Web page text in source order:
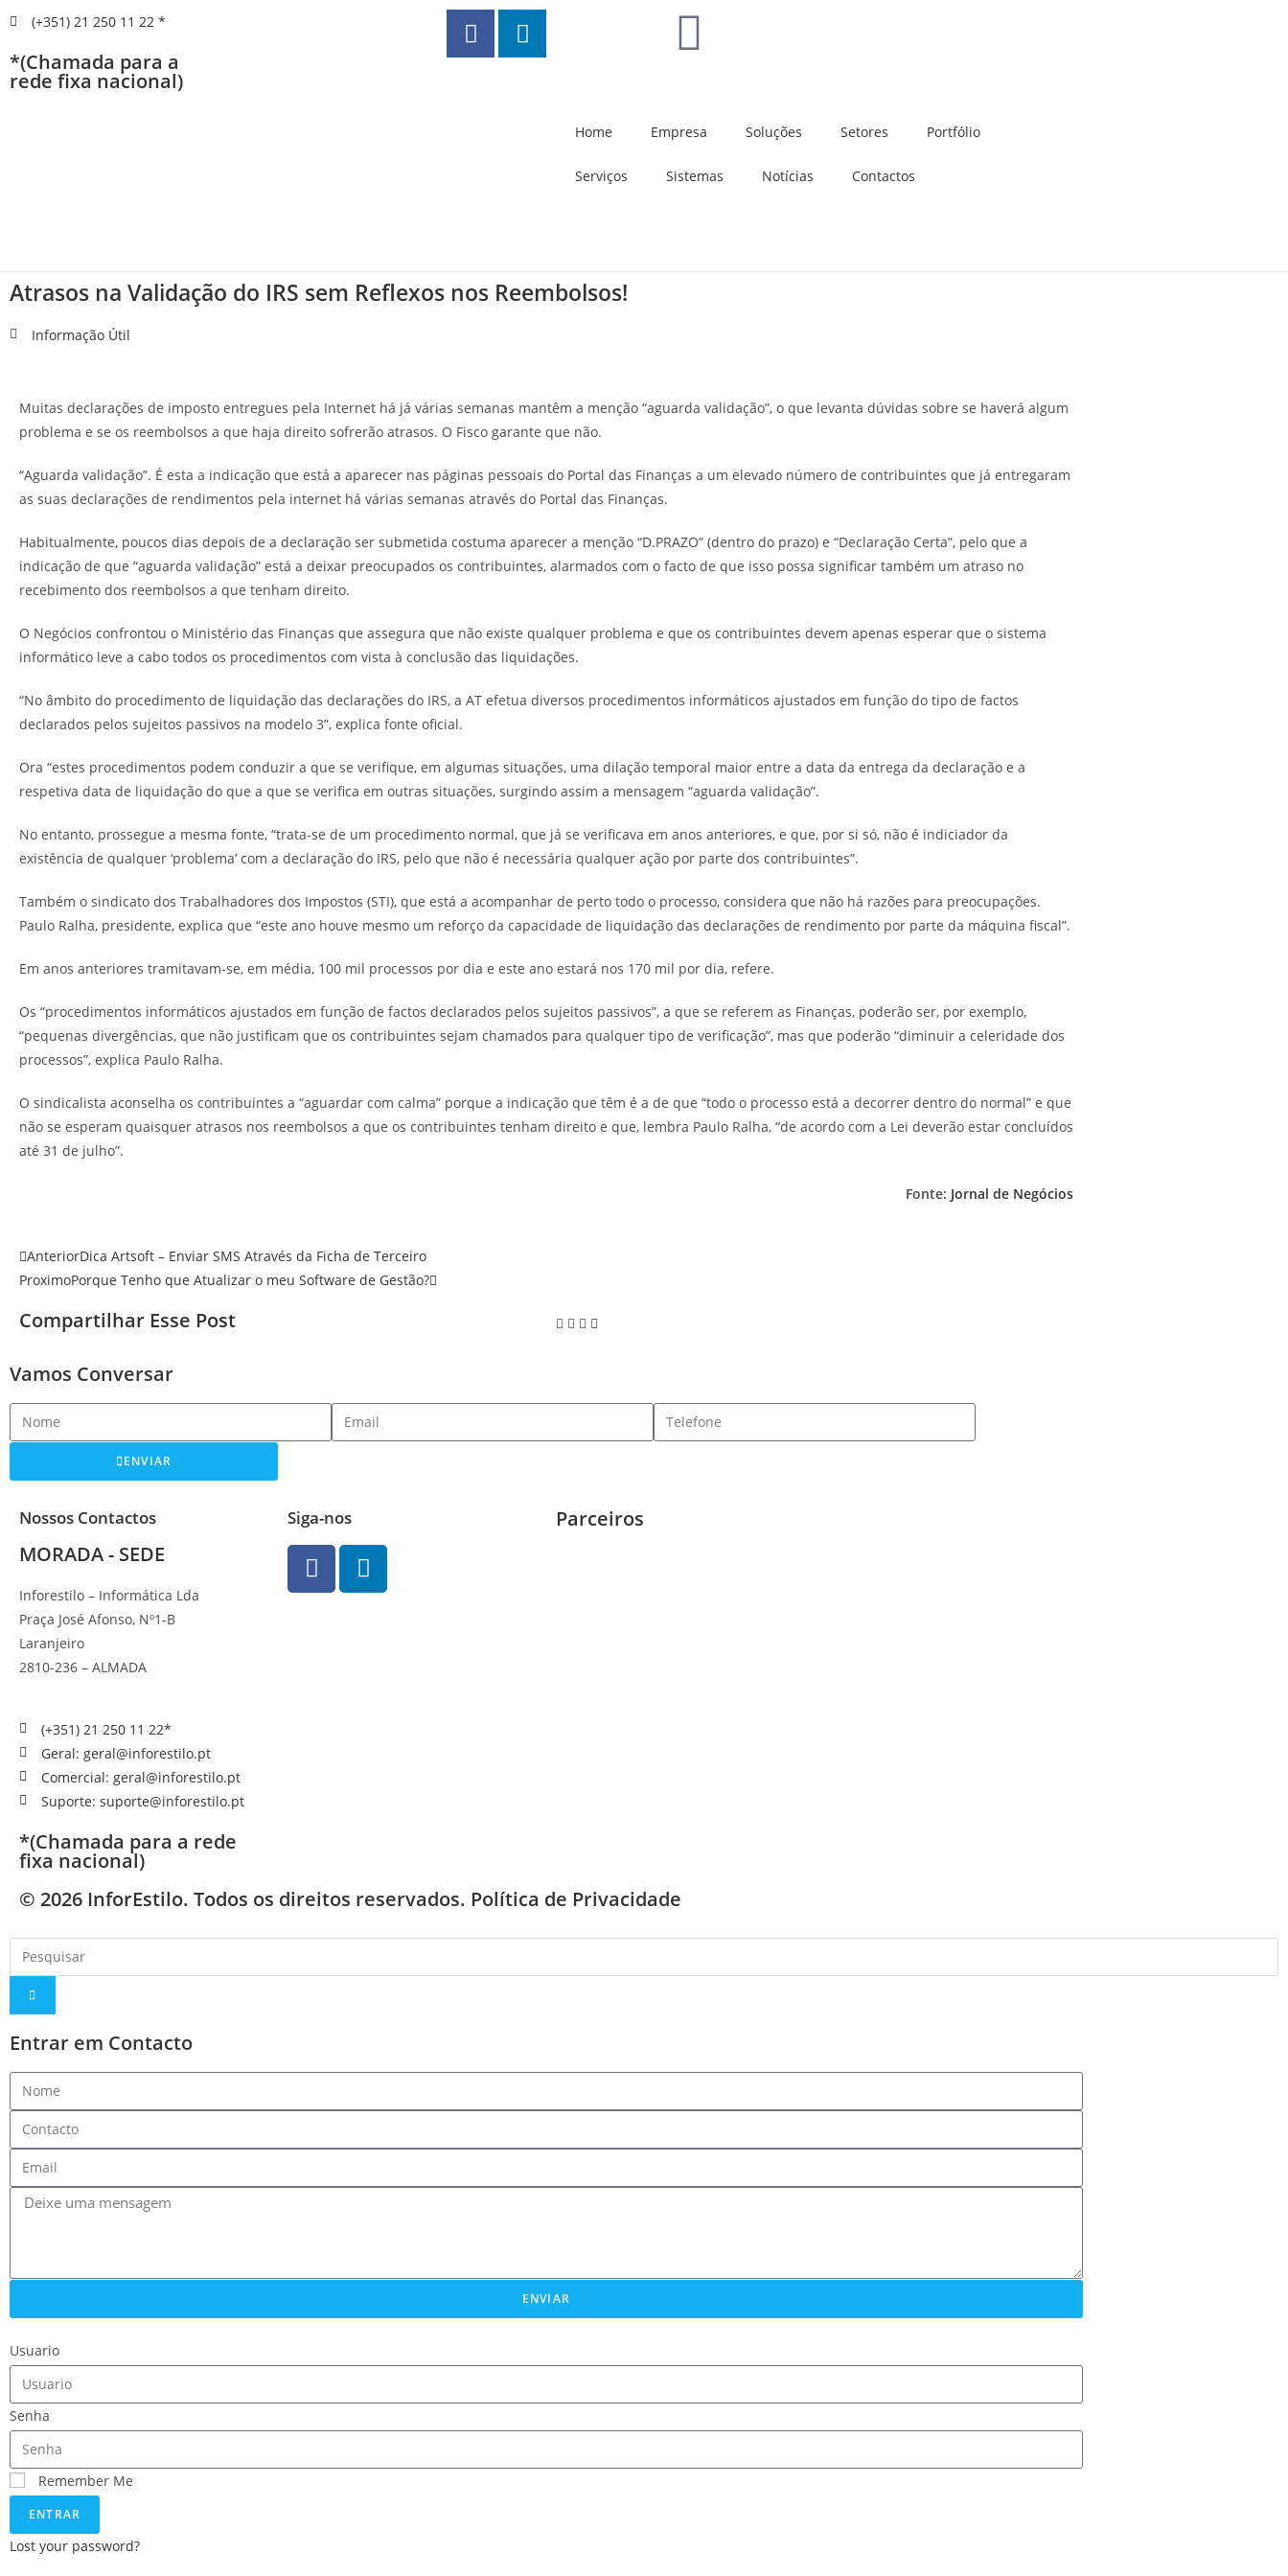
(+351) 21 250 11 22 *
*(Chamada para a
rede fixa nacional)
Home Empresa Soluções Setores Portfólio
Serviços Sistemas Notícias Contactos
Atrasos na Validação do IRS sem Reflexos nos Reembolsos!
Informação Útil
Muitas declarações de imposto entregues pela Internet há já várias semanas mantêm a menção “aguarda validação”, o que levanta dúvidas sobre se haverá algum
problema e se os reembolsos a que haja direito sofrerão atrasos. O Fisco garante que não.
“Aguarda validação”. É esta a indicação que está a aparecer nas páginas pessoais do Portal das Finanças a um elevado número de contribuintes que já entregaram
as suas declarações de rendimentos pela internet há várias semanas através do Portal das Finanças.
Habitualmente, poucos dias depois de a declaração ser submetida costuma aparecer a menção “D.PRAZO” (dentro do prazo) e “Declaração Certa”, pelo que a
indicação de que “aguarda validação” está a deixar preocupados os contribuintes, alarmados com o facto de que isso possa significar também um atraso no
recebimento dos reembolsos a que tenham direito.
O Negócios confrontou o Ministério das Finanças que assegura que não existe qualquer problema e que os contribuintes devem apenas esperar que o sistema
informático leve a cabo todos os procedimentos com vista à conclusão das liquidações.
“No âmbito do procedimento de liquidação das declarações do IRS, a AT efetua diversos procedimentos informáticos ajustados em função do tipo de factos
declarados pelos sujeitos passivos na modelo 3”, explica fonte oficial.
Ora “estes procedimentos podem conduzir a que se verifique, em algumas situações, uma dilação temporal maior entre a data da entrega da declaração e a
respetiva data de liquidação do que a que se verifica em outras situações, surgindo assim a mensagem “aguarda validação”.
No entanto, prossegue a mesma fonte, “trata-se de um procedimento normal, que já se verificava em anos anteriores, e que, por si só, não é indiciador da
existência de qualquer ‘problema’ com a declaração do IRS, pelo que não é necessária qualquer ação por parte dos contribuintes”.
Também o sindicato dos Trabalhadores dos Impostos (STI), que está a acompanhar de perto todo o processo, considera que não há razões para preocupações.
Paulo Ralha, presidente, explica que “este ano houve mesmo um reforço da capacidade de liquidação das declarações de rendimento por parte da máquina fiscal”.
Em anos anteriores tramitavam-se, em média, 100 mil processos por dia e este ano estará nos 170 mil por dia, refere.
Os “procedimentos informáticos ajustados em função de factos declarados pelos sujeitos passivos”, a que se referem as Finanças, poderão ser, por exemplo,
“pequenas divergências, que não justificam que os contribuintes sejam chamados para qualquer tipo de verificação”, mas que poderão “diminuir a celeridade dos
processos”, explica Paulo Ralha.
O sindicalista aconselha os contribuintes a “aguardar com calma” porque a indicação que têm é a de que “todo o processo está a decorrer dentro do normal” e que
não se esperam quaisquer atrasos nos reembolsos a que os contribuintes tenham direito e que, lembra Paulo Ralha, “de acordo com a Lei deverão estar concluídos
até 31 de julho”.
Fonte: Jornal de Negócios
AnteriorDica Artsoft – Enviar SMS Através da Ficha de Terceiro
ProximoPorque Tenho que Atualizar o meu Software de Gestão?
Compartilhar Esse Post
Vamos Conversar
ENVIAR
Nossos Contactos
MORADA - SEDE
Inforestilo – Informática Lda
Praça José Afonso, Nº1-B
Laranjeiro
2810-236 – ALMADA
(+351) 21 250 11 22*
Geral: geral@inforestilo.pt
Comercial: geral@inforestilo.pt
Suporte: suporte@inforestilo.pt
*(Chamada para a rede
fixa nacional)
Siga-nos Parceiros
© 2026 InforEstilo. Todos os direitos reservados. Política de Privacidade
Entrar em Contacto
ENVIAR
Usuario
Senha
Remember Me
ENTRAR
Lost your password?